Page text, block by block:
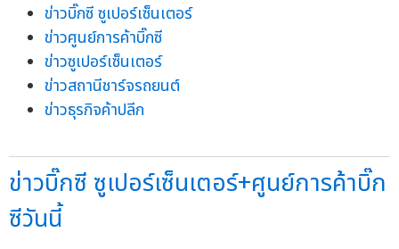
ข่าวบิ๊กซี ซูเปอร์เซ็นเตอร์
ข่าวศูนย์การค้าบิ๊กซี
ข่าวซูเปอร์เซ็นเตอร์
ข่าวสถานีชาร์จรถยนต์
ข่าวธุรกิจค้าปลีก
ข่าวบิ๊กซี ซูเปอร์เซ็นเตอร์+ศูนย์การค้าบิ๊ก
ซีวันนี้